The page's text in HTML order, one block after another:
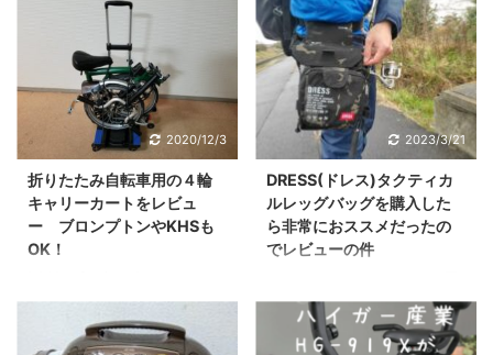
人が本当に増えましたよ
ね。 乗ってみるとわかる
のですが本当に便利でイ
イ。 ただ一点の致命的な
問題を除いては・・・・
それがデザインの問題。
そこで今回はこんな方
向けの記事。 電動アシス
ト自転車（E-BIKE）が欲
インが良くテンションが
あがる電動アシストは無
以前からハイガーのスピ
ンバイク購入レビュー記
事を書くほど、スピンバ
イク好き。 そんな私が、
ハイガーのスピンバイク
のラインナップを、見て
たらヤバいモノが目に飛
び込んできました。 そ
れが新たなスピンバイ
ク”HG-YX-5006S”です
こで今回はすでにハイガ
ースピンバイクを持って
2020/12/3
折りたたみ自転車用の４輪
キャリーカートをレビュ
ー ブロンプトンやKHSも
OK！
自転車用のキャリーカー
トの最適解を紹介しまし
2023/3/21
DRESS(ドレス)タクティカ
ルレッグバッグを購入した
ら非常におススメだったの
でレビューの件
近釣りにハマっていま
す。 さて釣りをしている